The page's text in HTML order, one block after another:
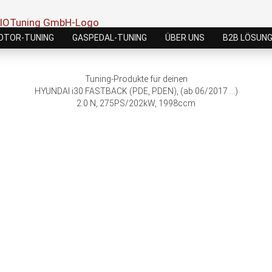
TUNING GASPEDAL-TUNING ÜBER UNS B2B
Tuning-Produkte für deinen
HYUNDAI i30 FASTBACK (PDE, PDEN), (ab 06/2017 ...)
2.0 N, 275PS/202kW, 1998ccm